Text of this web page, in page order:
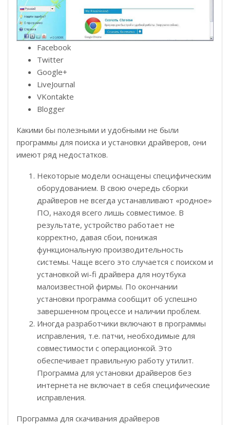
Facebook
Twitter
Google+
LiveJournal
VKontakte
Blogger
Какими бы полезными и удобными не были
программы для поиска и установки драйверов, они
имеют ряд недостатков.
Некоторые модели оснащены специфическим
оборудованием. В свою очередь сборки
драйверов не всегда устанавливают «родное»
ПО, находя всего лишь совместимое. В
результате, устройство работает не
корректно, давая сбои, понижая
функциональную производительность
системы. Чаще всего это случается с поиском и
установкой wi-fi драйвера для ноутбука
малоизвестной фирмы. По окончании
установки программа сообщит об успешно
завершенном процессе и наличии проблем.
Иногда разработчики включают в программы
исправления, т.е. патчи, необходимые для
совместимости с операционкой. Это
обеспечивает правильную работу утилит.
Программа для установки драйверов без
интернета не включает в себя специфические
исправления.
Программа для скачивания драйверов